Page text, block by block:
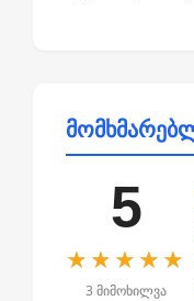
5
★★★★★
3 მიმოხილვა